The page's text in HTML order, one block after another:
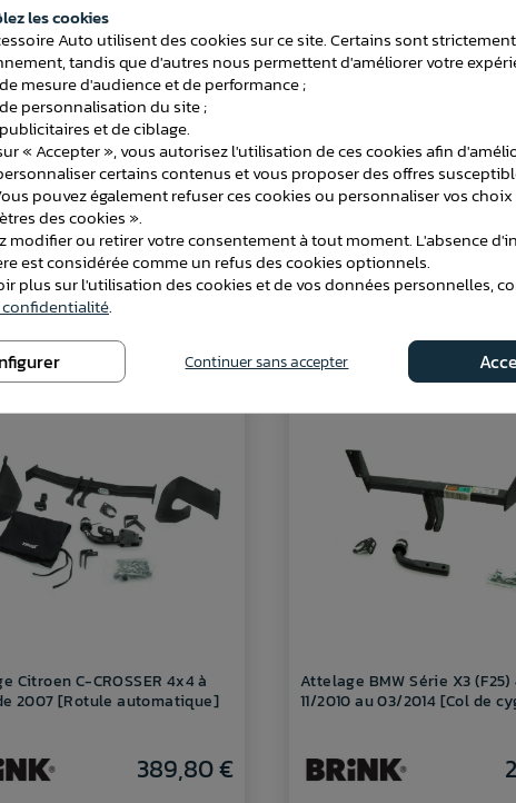
Temps de montage (attelage)
ATTELAGES
Citroen C-CROSSER 4x4 à
2007 [Rotule automatique]
389,80 €
Attelage BMW Série X3
11/2010 au 03/2014 [Col de
les cookies
Auto utilisent des cookies sur ce site. Certains sont
tandis que d'autres nous permettent d'améliorer votre
mesure d'audience et de performance ;
personnalisation du site ;
et de ciblage.
« Accepter », vous autorisez l'utilisation de ces cookies afin
certains contenus et vous proposer des offres
pouvez également refuser ces cookies ou personnaliser vos
des cookies ».
modifier ou retirer votre consentement à tout moment. L'absence
est considérée comme un refus des cookies optionnels.
plus sur l'utilisation des cookies et de vos données personnelles,
.
Continuer sans accepter